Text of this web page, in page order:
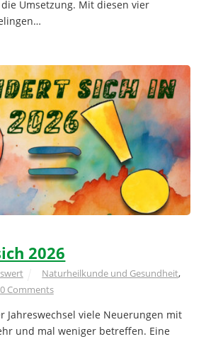
die Umsetzung. Mit diesen vier
2026
Naturheilkunde und Gesundheit,
0 Comments
Jahreswechsel viele Neuerungen mit
und mal weniger betreffen. Eine